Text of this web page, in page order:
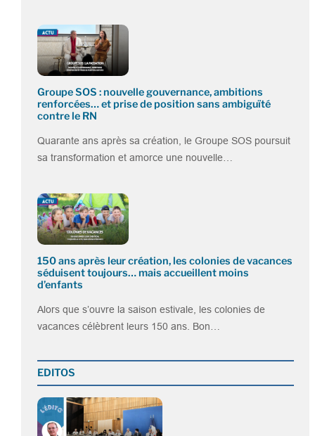
Groupe SOS : nouvelle gouvernance, ambitions
renforcées… et prise de position sans ambiguïté
contre le RN
Quarante ans après sa création, le Groupe SOS poursuit
sa transformation et amorce une nouvelle…
150 ans après leur création, les colonies de vacances
séduisent toujours… mais accueillent moins
d’enfants
Alors que s’ouvre la saison estivale, les colonies de
vacances célèbrent leurs 150 ans. Bon…
EDITOS